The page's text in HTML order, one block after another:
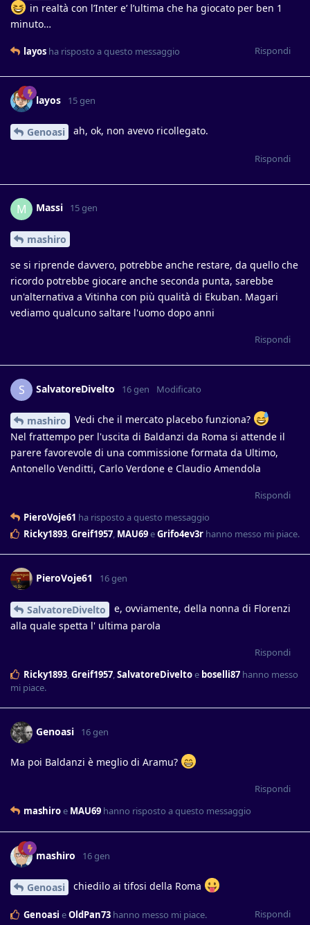
in realtà con l’Inter e’ l’ultima che ha giocato per ben 1
minuto…
Rispondi
layos ha risposto a questo messaggio
layos 15 gen
Genoasi ah, ok, non avevo ricollegato.
Rispondi
M Massi 15 gen
mashiro
se si riprende davvero, potrebbe anche restare, da quello che
ricordo potrebbe giocare anche seconda punta, sarebbe
un'alternativa a Vitinha con più qualità di Ekuban. Magari
vediamo qualcuno saltare l'uomo dopo anni
Rispondi
S SalvatoreDivelto 16 gen Modificato
mashiro
Vedi che il mercato placebo funziona?
Nel frattempo per l'uscita di Baldanzi da Roma si attende il
parere favorevole di una commissione formata da Ultimo,
Antonello Venditti, Carlo Verdone e Claudio Amendola
Rispondi
PieroVoje61 ha risposto a questo messaggio
Ricky1893,Greif1957, MAU69eGrifo4ev3r hanno messo mi piace.
PieroVoje61 16 gen
SalvatoreDivelto
e, ovviamente, della nonna di Florenzi
alla quale spetta l' ultima parola
Rispondi
Ricky1893,Greif1957,SalvatoreDiveltoe boselli87 hanno messo
mi piace.
Genoasi 16 gen
Ma poi Baldanzi è meglio di Aramu?
Rispondi
mashiroe MAU69 hanno risposto a questo messaggio
mashiro 16 gen
Genoasi chiedilo ai tifosi della Roma
Rispondi
Genoasi eOldPan73 hanno messo mi piace.